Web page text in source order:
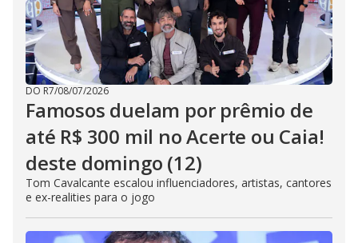
DO R7/08/07/2026
Famosos duelam por prêmio de
até R$ 300 mil no Acerte ou Caia!
deste domingo (12)
Tom Cavalcante escalou influenciadores, artistas, cantores
e ex-realities para o jogo